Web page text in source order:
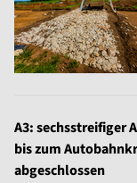
A3: sechsstreifiger
bis zum
abgeschlossen